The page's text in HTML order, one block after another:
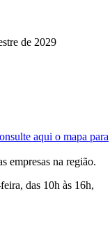
de 2029
aqui o mapa para
empresas na região.
das 10h às 16h,